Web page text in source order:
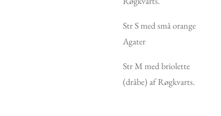
Str S med små orange
Agater
Str M med briolette
(dråbe) af Røgkvarts.